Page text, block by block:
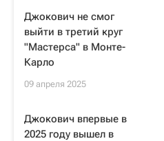
Джокович не смог
выйти в третий круг
"Мастерса" в Монте-
Карло
09 апреля 2025
Джокович впервые в
2025 году вышел в